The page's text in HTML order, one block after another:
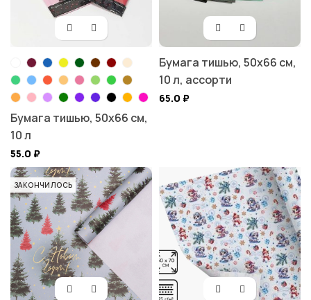
Бумага тишью, 50х66 см,
10 л
55.0 ₽
Бумага тишью, 50х66 см,
10 л, ассорти
65.0 ₽
ЗАКОНЧИЛОСЬ